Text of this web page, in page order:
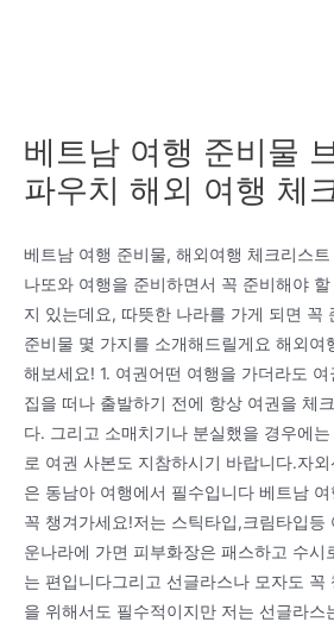
베트남 여행 준비물
파우치 해외 여행 체
베트남 여행 준비물, 해외여행 체크리스
나또와 여행을 준비하면서 꼭 준비해야
지 있는데요, 따뜻한 나라를 가게 되면 꼭
준비물 몇 가지를 소개해드릴게요 해외여
해보세요! 1. 여권어떤 여행을 가더라도
집을 떠나 출발하기 전에 항상 여권을 체
다. 그리고 소매치기나 분실했을 경우에
로 여권 사본도 지참하시기 바랍니다.자
은 동남아 여행에서 필수입니다 베트남
꼭 챙겨가세요!저는 스틱타입,크림타입등
운나라에 가면 피부화장은 패스하고 수시
는 편입니다그리고 선글라스나 모자도 꼭
을 위해서도 필수적이지만 저는 선글라스